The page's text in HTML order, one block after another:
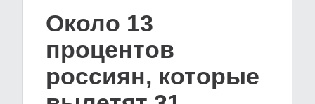
Около 13
процентов
россиян, которые